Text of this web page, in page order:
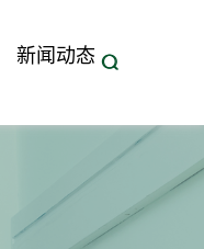
新闻动态